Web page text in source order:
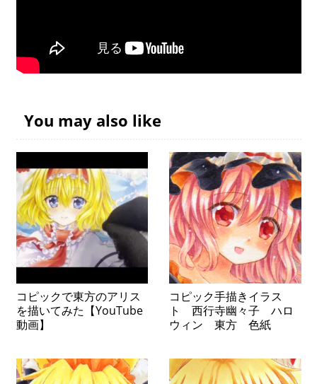
You may also like
コピックで東方のアリス
を描いてみた【YouTube
動画】
コピック手描きイラス
ト 西行寺幽々子 ハロ
ウィン 東方 色紙